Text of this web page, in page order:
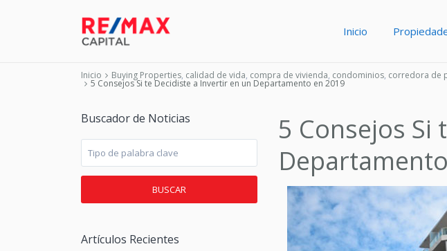
Inicio
Inicio Buying Properties, calidad de vida, compra de vivienda, condominios, corredora de
5 Consejos Si te Decidiste a Invertir en un Departamento en 2019
5 Consejos
Buscador de Noticias
BUSCAR
Artículos Recientes